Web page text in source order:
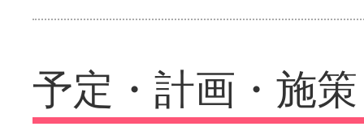
予定・計画・施策